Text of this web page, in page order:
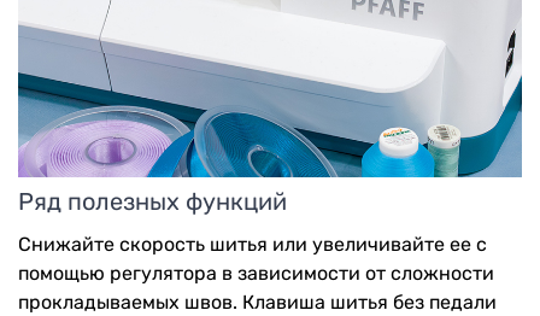
Ряд полезных функций
Снижайте скорость шитья или увеличивайте ее с
помощью регулятора в зависимости от сложности
прокладываемых швов. Клавиша шитья без педали